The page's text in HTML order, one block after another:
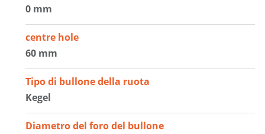
0 mm
centre hole
60 mm
Tipo di bullone della ruota
Kegel
Diametro del foro del bullone